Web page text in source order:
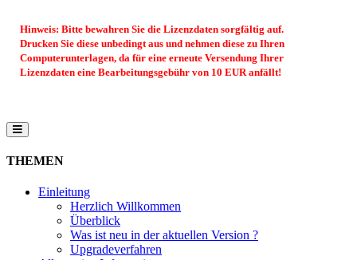
Hinweis: Bitte bewahren Sie die Lizenzdaten sorgfältig auf.
Drucken Sie diese unbedingt aus und nehmen diese zu Ihren
Computerunterlagen, da für eine erneute Versendung Ihrer
Lizenzdaten eine Bearbeitungsgebühr von 10 EUR anfällt!
THEMEN
Einleitung
Herzlich Willkommen
Überblick
Was ist neu in der aktuellen Version ?
Upgradeverfahren